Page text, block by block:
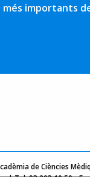
més importants
de Ciències
| Tel. 93 203 10 50 -